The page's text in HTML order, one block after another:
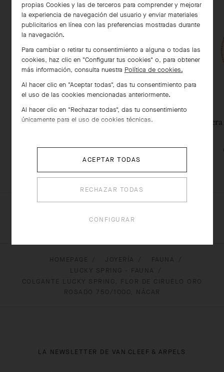
Pulsera Lucky Spring, mariquita de
Oro rosa , Cornalina, Ónice
€ 3'050
HOMEPAGE JOYERÍA
FAUNA
LUCKY SPRING - FAUNA
COLGANTE LUCKY SPRING, FLOR DE CIRUELO ORO
ROSADO 750/1000, NÁCAR
LA NEWSLETTER DE VAN CLEEF & ARPELS
propias Cookies y las de terceros para comprender y mejorar
la experiencia de navegación del usuario y enviar materiales
publicitarios en línea con las preferencias mostradas durante
la navegación.
Para cambiar o retirar tu consentimiento a alguna o todas las
cookies, haz clic en "Configurar tus cookies" o, para obtener
más información, consulta nuestra Política de cookies.
Al hacer clic en "Aceptar todas", das tu consentimiento para
el uso de las cookies mencionadas anteriormente.
Al hacer clic en "Rechazar todas", das tu consentimiento
únicamente para el uso de cookies técnicas.
ACEPTAR TODAS
RECHAZAR TODAS
CONFIGURAR